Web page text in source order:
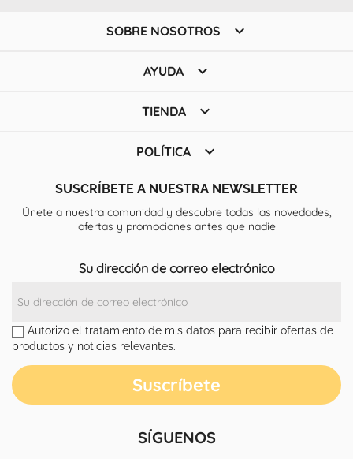
SOBRE NOSOTROS 
AYUDA 
TIENDA 
POLÍTICA 
SUSCRÍBETE A NUESTRA NEWSLETTER
Únete a nuestra comunidad y descubre todas las novedades,
ofertas y promociones antes que nadie
Su dirección de correo electrónico
Autorizo el tratamiento de mis datos para recibir ofertas de
productos y noticias relevantes.
SÍGUENOS